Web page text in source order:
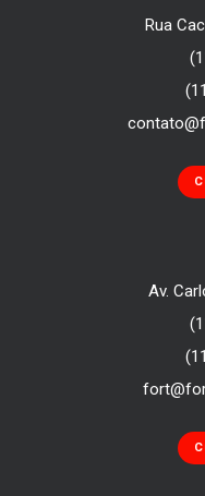
Rua
Av.